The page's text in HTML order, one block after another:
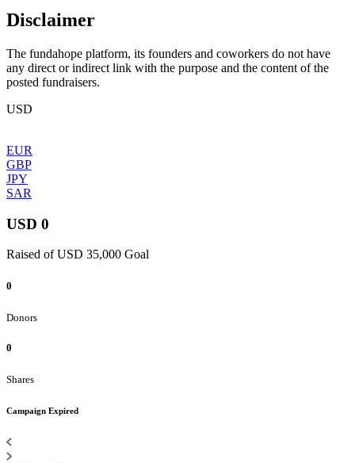
Disclaimer
The fundahope platform, its founders and coworkers do not have
any direct or indirect link with the purpose and the content of the
posted fundraisers.
USD
EUR
GBP
JPY
SAR
USD 0
Raised of USD 35,000 Goal
0
Donors
0
Shares
Campaign Expired